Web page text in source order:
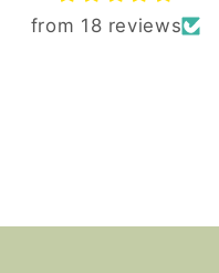
from 18 reviews